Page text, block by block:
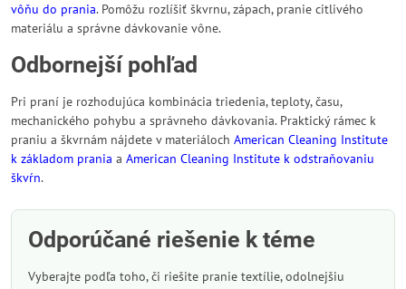
vôňu do prania. Pomôžu rozlíšiť škvrnu, zápach, pranie citlivého
materiálu a správne dávkovanie vône.
Odbornejší pohľad
Pri praní je rozhodujúca kombinácia triedenia, teploty, času,
mechanického pohybu a správneho dávkovania. Praktický rámec k
praniu a škvrnám nájdete v materiáloch American Cleaning Institute
k základom prania a American Cleaning Institute k odstraňovaniu
škvŕn.
Odporúčané riešenie k téme
Vyberajte podľa toho, či riešite pranie textílie, odolnejšiu